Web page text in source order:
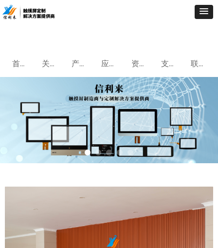
首页 关于我们 产品中心 应用案例 资讯中心 支持与服务 联系我们